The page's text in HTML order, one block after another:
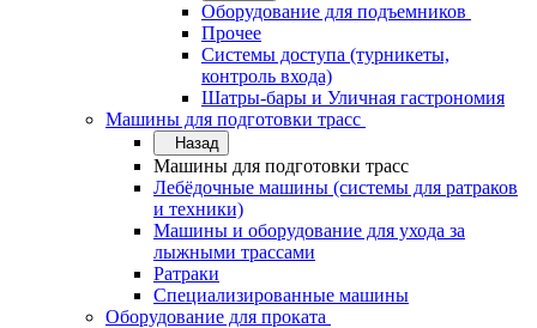
Оборудование для подъемников
Прочее
Системы доступа (турникеты,
контроль входа)
Шатры-бары и Уличная гастрономия
Машины для подготовки трасс
Назад
Машины для подготовки трасс
Лебёдочные машины (системы для ратраков
и техники)
Машины и оборудование для ухода за
лыжными трассами
Ратраки
Специализированные машины
Оборудование для проката